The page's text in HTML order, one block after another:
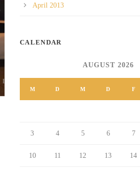
April 2013
CALENDAR
AUGUST 2026
M D M D F
3 4 5 6 7
10 11 12 13 14